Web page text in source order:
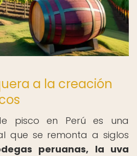
a la creación
pisco en Perú es una
que se remonta a siglos
peruanas, la uva